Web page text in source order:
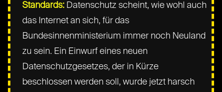
Standards: Datenschutz scheint, wie wohl auch
das Internet an sich, für das
Bundesinnenministerium immer noch Neuland
zu sein. Ein Einwurf eines neuen
Datenschutzgesetzes, der in Kürze
beschlossen werden soll, wurde jetzt harsch